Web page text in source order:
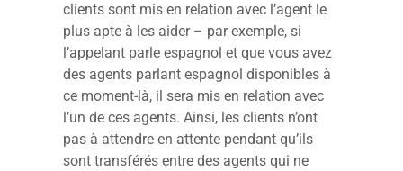
clients sont mis en relation avec l’agent le
plus apte à les aider – par exemple, si
l’appelant parle espagnol et que vous avez
des agents parlant espagnol disponibles à
ce moment-là, il sera mis en relation avec
l’un de ces agents. Ainsi, les clients n’ont
pas à attendre en attente pendant qu’ils
sont transférés entre des agents qui ne